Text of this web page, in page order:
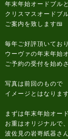
年末年始オードブルと
クリスマスオードブ
ご案内を致します🍱
毎年ご好評頂いてお
ウーヴァの年末年始
ご予約の受付を始め
写真は前回のもので
イメージとはなりま
まずは年末年始オー
お重はオリジナルで、
波佐見の岩嵜紙器さん